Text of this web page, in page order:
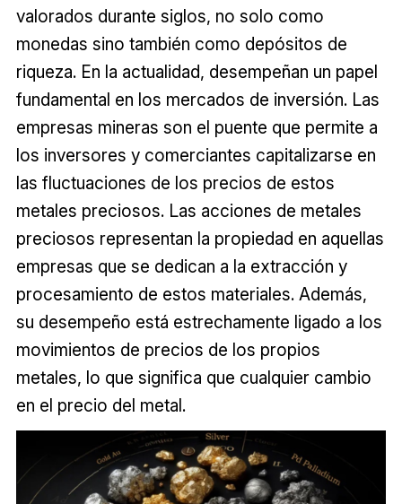
valorados durante siglos, no solo como
monedas sino también como depósitos de
riqueza. En la actualidad, desempeñan un papel
fundamental en los mercados de inversión. Las
empresas mineras son el puente que permite a
los inversores y comerciantes capitalizarse en
las fluctuaciones de los precios de estos
metales preciosos. Las acciones de metales
preciosos representan la propiedad en aquellas
empresas que se dedican a la extracción y
procesamiento de estos materiales. Además,
su desempeño está estrechamente ligado a los
movimientos de precios de los propios
metales, lo que significa que cualquier cambio
en el precio del metal.